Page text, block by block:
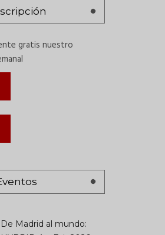
gratis nuestro
De Madrid al mundo: